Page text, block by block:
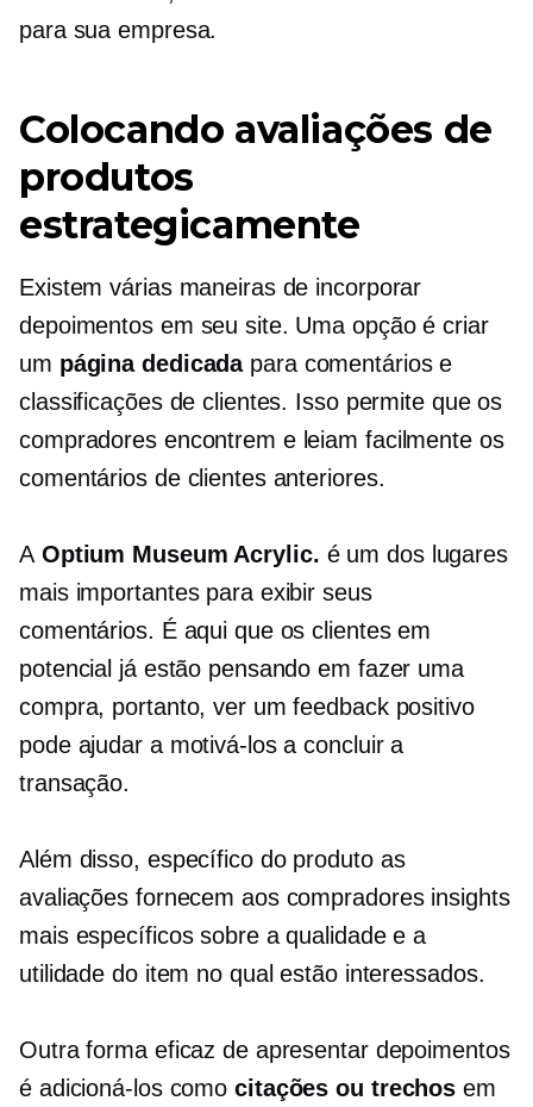
para sua empresa.
Colocando avaliações de
produtos
estrategicamente
Existem várias maneiras de incorporar
depoimentos em seu site. Uma opção é criar
um página dedicadapara comentários e
classificações de clientes. Isso permite que os
compradores encontrem e leiam facilmente os
comentários de clientes anteriores.
A Optium Museum Acrylic. é um dos lugares
mais importantes para exibir seus
comentários. É aqui que os clientes em
potencial já estão pensando em fazer uma
compra, portanto, ver um feedback positivo
pode ajudar a motivá-los a concluir a
transação.
Além disso, específico do produtoas
avaliações fornecem aos compradores insights
mais específicos sobre a qualidade e a
utilidade do item no qual estão interessados.
Outra forma eficaz de apresentar depoimentos
é adicioná-los como citações ou trechos em